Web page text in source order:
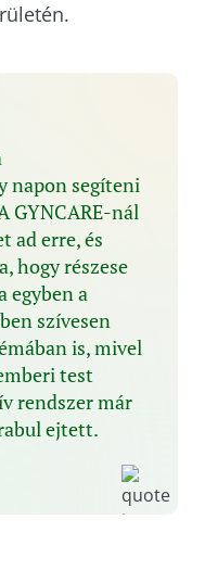
napon segíteni
GYNCARE-nál
ad erre, és
hogy részese
egyben a
szívesen
is, mivel
test
rendszer már
ejtett.